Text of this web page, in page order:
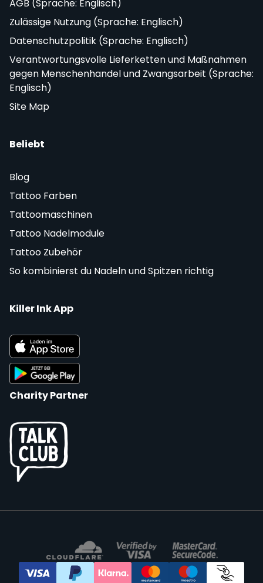
AGB (Sprache: Englisch)
Zulässige Nutzung (Sprache: Englisch)
Datenschutzpolitik (Sprache: Englisch)
Verantwortungsvolle Lieferketten und Maßnahmen
gegen Menschenhandel und Zwangsarbeit (Sprache:
Englisch)
Site Map
Beliebt
Blog
Tattoo Farben
Tattoomaschinen
Tattoo Nadelmodule
Tattoo Zubehör
So kombinierst du Nadeln und Spitzen richtig
Killer Ink App
Charity Partner